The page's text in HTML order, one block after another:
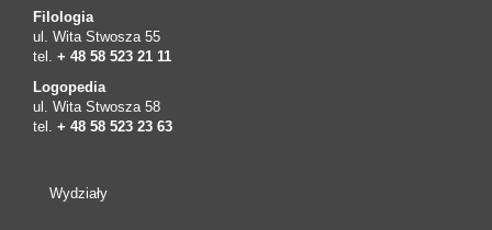
Filologia
ul. Wita Stwosza 55
tel. + 48 58 523 21 11
Logopedia
ul. Wita Stwosza 58
tel. + 48 58 523 23 63
Wydziały